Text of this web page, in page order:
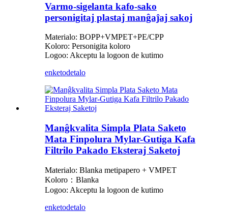
Varmo-sigelanta kafo-sako
personigitaj plastaj manĝaĵaj sakoj
Materialo: BOPP+VMPET+PE/CPP
Koloro: Personigita koloro
Logoo: Akceptu la logoon de kutimo
enketodetalo
Manĝkvalita Simpla Plata Saketo
Mata Finpolura Mylar-Gutiga Kafa
Filtrilo Pakado Eksteraj Saketoj
Materialo: Blanka metipapero + VMPET
Koloro：Blanka
Logoo: Akceptu la logoon de kutimo
enketodetalo